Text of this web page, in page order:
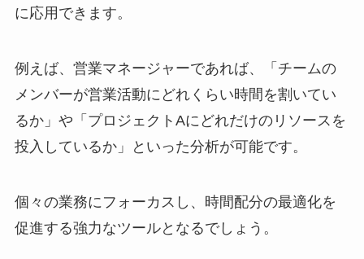
に応用できます。
例えば、営業マネージャーであれば、「チームの
メンバーが営業活動にどれくらい時間を割いてい
るか」や「プロジェクトAにどれだけのリソースを
投入しているか」といった分析が可能です。
個々の業務にフォーカスし、時間配分の最適化を
促進する強力なツールとなるでしょう。